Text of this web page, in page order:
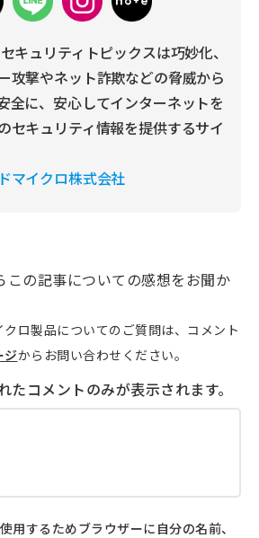
キュリティトピックスは巧妙化、
攻撃やネット詐欺などの脅威から
全に、安心してインターネットを
セキュリティ情報を提供するサイ
マイクロ株式会社
この記事についての感想をお聞か
ロ製品についてのご質問は、コメント
ジからお問い合わせください。
用するためブラウザーに自分の名前、